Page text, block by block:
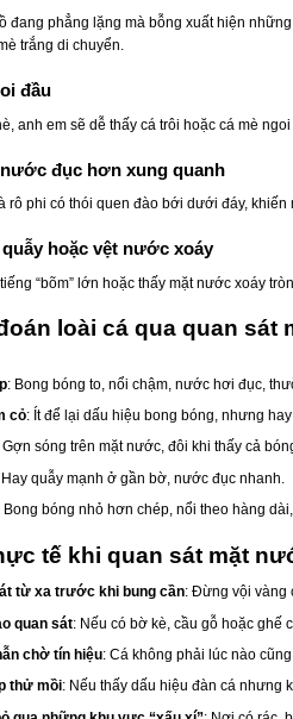
đang phẳng lặng mà bỗng xuất hiện
trắng di chuyển.
đầu
anh em sẽ dễ thấy cá trôi hoặc cá mè
đục hơn xung quanh
rô phi có thói quen đào bới dưới đáy,
quẫy hoặc vệt nước xoáy
“bõm” lớn hoặc thấy mặt nước xoáy
loài cá qua quan sát
: Bong bóng to, nổi chậm, nước hơi đục,
cỏ: Ít để lại dấu hiệu bong bóng, nhưng
Gợn sóng trên mặt nước, đôi khi thấy cả
quẫy mạnh ở gần bờ, nước đục nhanh.
Bong bóng nhỏ hơn chép, nổi theo hàng
tế khi quan sát mặt
từ xa trước khi bung cần: Đừng vội vàng
quan sát: Nếu có bờ kè, cầu gỗ hoặc ghế
chờ tín hiệu: Cá không phải lúc nào
thử mồi: Nếu thấy dấu hiệu đàn cá nhưng